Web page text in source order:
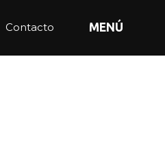
Contacto MENÚ